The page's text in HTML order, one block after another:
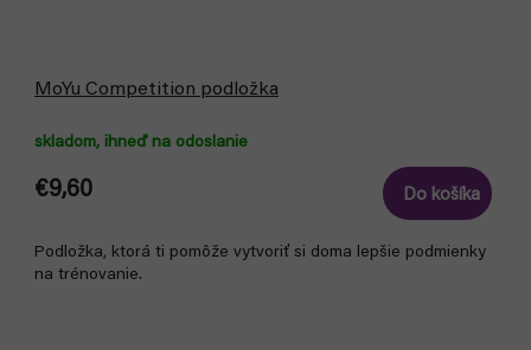
MoYu Competition podložka
skladom, ihneď na odoslanie
€9,60 Do košíka
Podložka, ktorá ti pomôže vytvoriť si doma lepšie podmienky
na trénovanie.